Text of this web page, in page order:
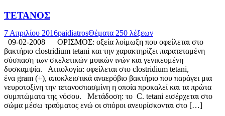
ΤΕΤΑΝΟΣ
7 Απριλίου 2016paidiatrosΘέματα 250 λέξεων
09-02-2008 ΟΡΙΣΜΟΣ: οξεία λοίμωξη που οφείλεται στο
βακτήριο clostridium tetani και την χαρακτηρίζει παρατεταμένη
σύσπαση των σκελετικών μυικών ινών και γενικευμένη
δυσκαμψία. Αιτιολογία: οφείλεται στο clostridium tetani,
ένα gram (+), αποκλειστικά αναερόβιο βακτήριο που παράγει μια
νευροτοξίνη την τετανοσπασμίνη η οποία προκαλεί και τα πρώτα
συμπτώματα της νόσου. Μετάδοση: το C. tetani εισέρχεται στο
σώμα μέσω τραύματος ενώ οι σπόροι ανευρίσκονται στο […]